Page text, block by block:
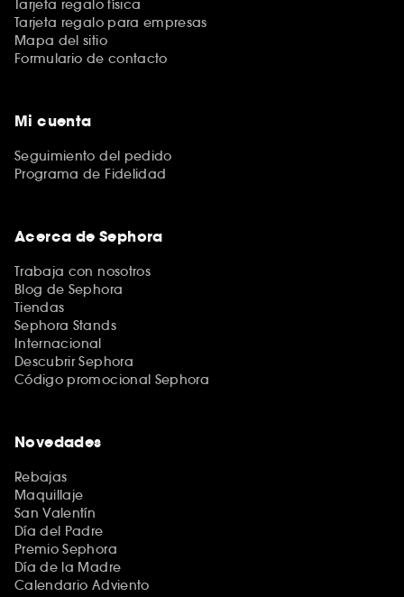
Tarjeta regalo física
Tarjeta regalo para empresas
Mapa del sitio
Formulario de contacto
Mi cuenta
Seguimiento del pedido
Programa de Fidelidad
Acerca de Sephora
Trabaja con nosotros
Blog de Sephora
Tiendas
Sephora Stands
Internacional
Descubrir Sephora
Código promocional Sephora
Novedades
Rebajas
Maquillaje
San Valentín
Día del Padre
Premio Sephora
Día de la Madre
Calendario Adviento